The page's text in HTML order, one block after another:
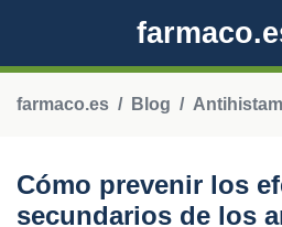
farmaco.es Blog
Cómo prevenir los
secundarios de los